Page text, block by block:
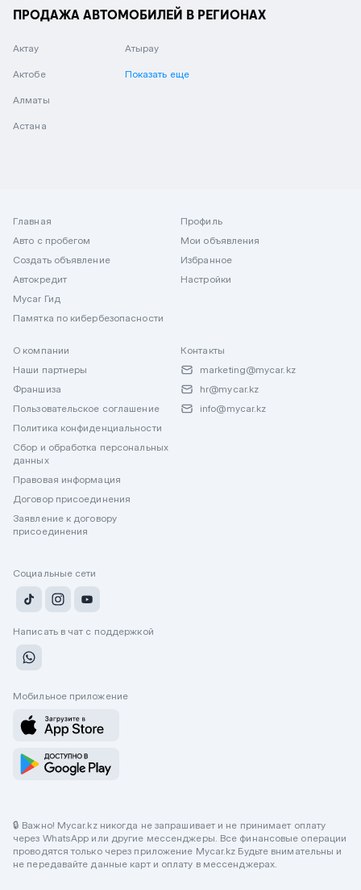
ПРОДАЖА АВТОМОБИЛЕЙ В РЕГИОНАХ
Актау
Актобе
Алматы
Астана
Атырау
Показать еще
Главная
Авто с пробегом
Создать объявление
Автокредит
Mycar Гид
Памятка по кибербезопасности
Профиль
Мои объявления
Избранное
Настройки
О компании
Наши партнеры
Франшиза
Пользовательское соглашение
Политика конфиденциальности
Сбор и обработка персональных
данных
Правовая информация
Договор присоединения
Заявление к договору
присоединения
Контакты
marketing@mycar.kz
hr@mycar.kz
info@mycar.kz
Социальные сети
Написать в чат с поддержкой
Мобильное приложение
🔒 Важно! Mycar.kz никогда не запрашивает и не принимает оплату
через WhatsApp или другие мессенджеры. Все финансовые операции
проводятся только через приложение Mycar.kz Будьте внимательны и
не передавайте данные карт и оплату в мессенджерах.